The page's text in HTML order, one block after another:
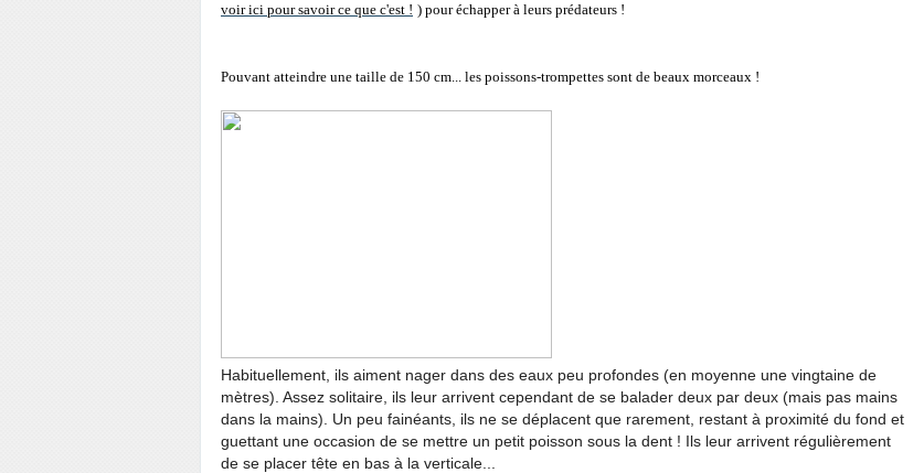
voir ici pour savoir ce que c'est ! ) pour échapper à leurs prédateurs !
Pouvant atteindre une taille de 150 cm... les poissons-trompettes sont de beaux morceaux !
Habituellement, ils aiment nager dans des eaux peu profondes (en moyenne une vingtaine de
mètres). Assez solitaire, ils leur arrivent cependant de se balader deux par deux (mais pas mains
dans la mains). Un peu fainéants, ils ne se déplacent que rarement, restant à proximité du fond et
guettant une occasion de se mettre un petit poisson sous la dent ! Ils leur arrivent régulièrement
de se placer tête en bas à la verticale...